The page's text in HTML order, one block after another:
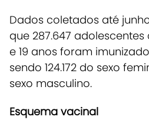
Dados coletados até
que 287.647
e 19 anos foram
sendo 124.172 do sexo
sexo masculino.
Esquema vacinal